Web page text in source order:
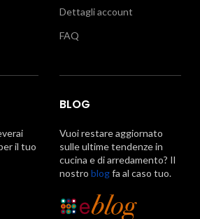
il tuo
Dettagli account
FAQ
BLOG
Vuoi restare aggiornato
sulle ultime tendenze in
cucina e di arredamento? Il
nostro blogfa al caso tuo.